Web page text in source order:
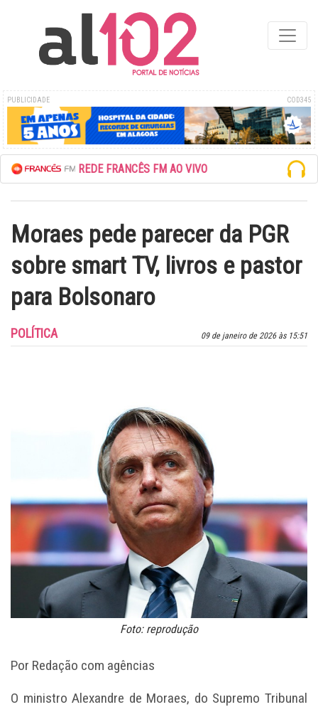
PUBLICIDADE COD345
ESCUTE A REDE FRANCÊS FM AO VIVO
Moraes pede parecer da PGR
sobre smart TV, livros e pastor
para Bolsonaro
09 de janeiro de 2026 às 15:51
POLÍTICA
Foto: reprodução
Por Redação com agências
O ministro Alexandre de Moraes, do Supremo Tribunal